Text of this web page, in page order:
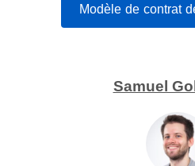
Modèle de contrat
Samuel